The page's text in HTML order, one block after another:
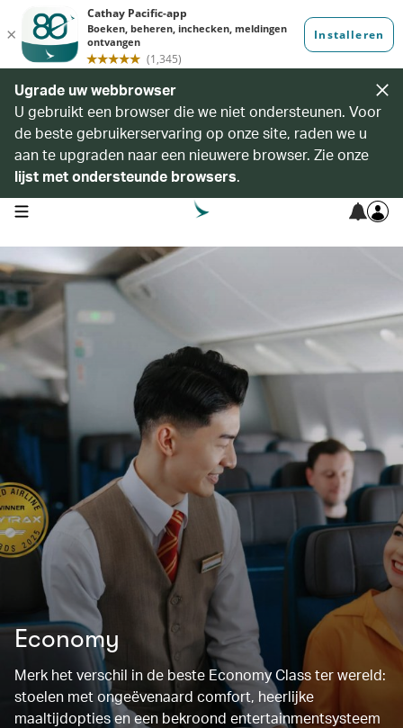
Ugrade uw webbrowser
U gebruikt een browser die we niet ondersteunen. Voor
de beste gebruikerservaring op onze site, raden we u
aan te upgraden naar een nieuwere browser. Zie onze
lijst met ondersteunde browsers.
open navigation menu
Economy
Merk het verschil in de beste Economy Class ter wereld:
stoelen met ongeëvenaard comfort, heerlijke
maaltijdopties en een bekroond entertainmentsysteem